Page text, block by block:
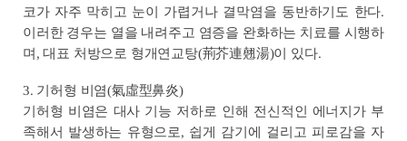
코가 자주 막히고 눈이 가렵거나 결막염을 동반하기도 한다.
이러한 경우는 열을 내려주고 염증을 완화하는 치료를 시행하
며, 대표 처방으로 형개연교탕(荊芥連翹湯)이 있다.
3. 기허형 비염(氣虛型鼻炎)
기허형 비염은 대사 기능 저하로 인해 전신적인 에너지가 부
족해서 발생하는 유형으로, 쉽게 감기에 걸리고 피로감을 자